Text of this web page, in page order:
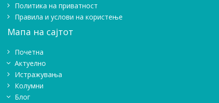
Политика на приватност
Правила и услови на користење
Мапа на сајтот
Почетна
Актуелно
Истражувањa
Колумни
Блог